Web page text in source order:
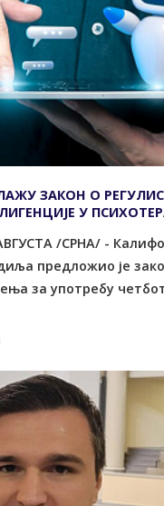
ЗАКОН О
У
/СРНА/ -
предложио је
за употребу